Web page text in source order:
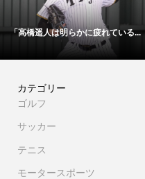
裏舞台発覚！「実に不可解だ...
カテゴリー
ゴルフ
サッカー
テニス
モータースポーツ